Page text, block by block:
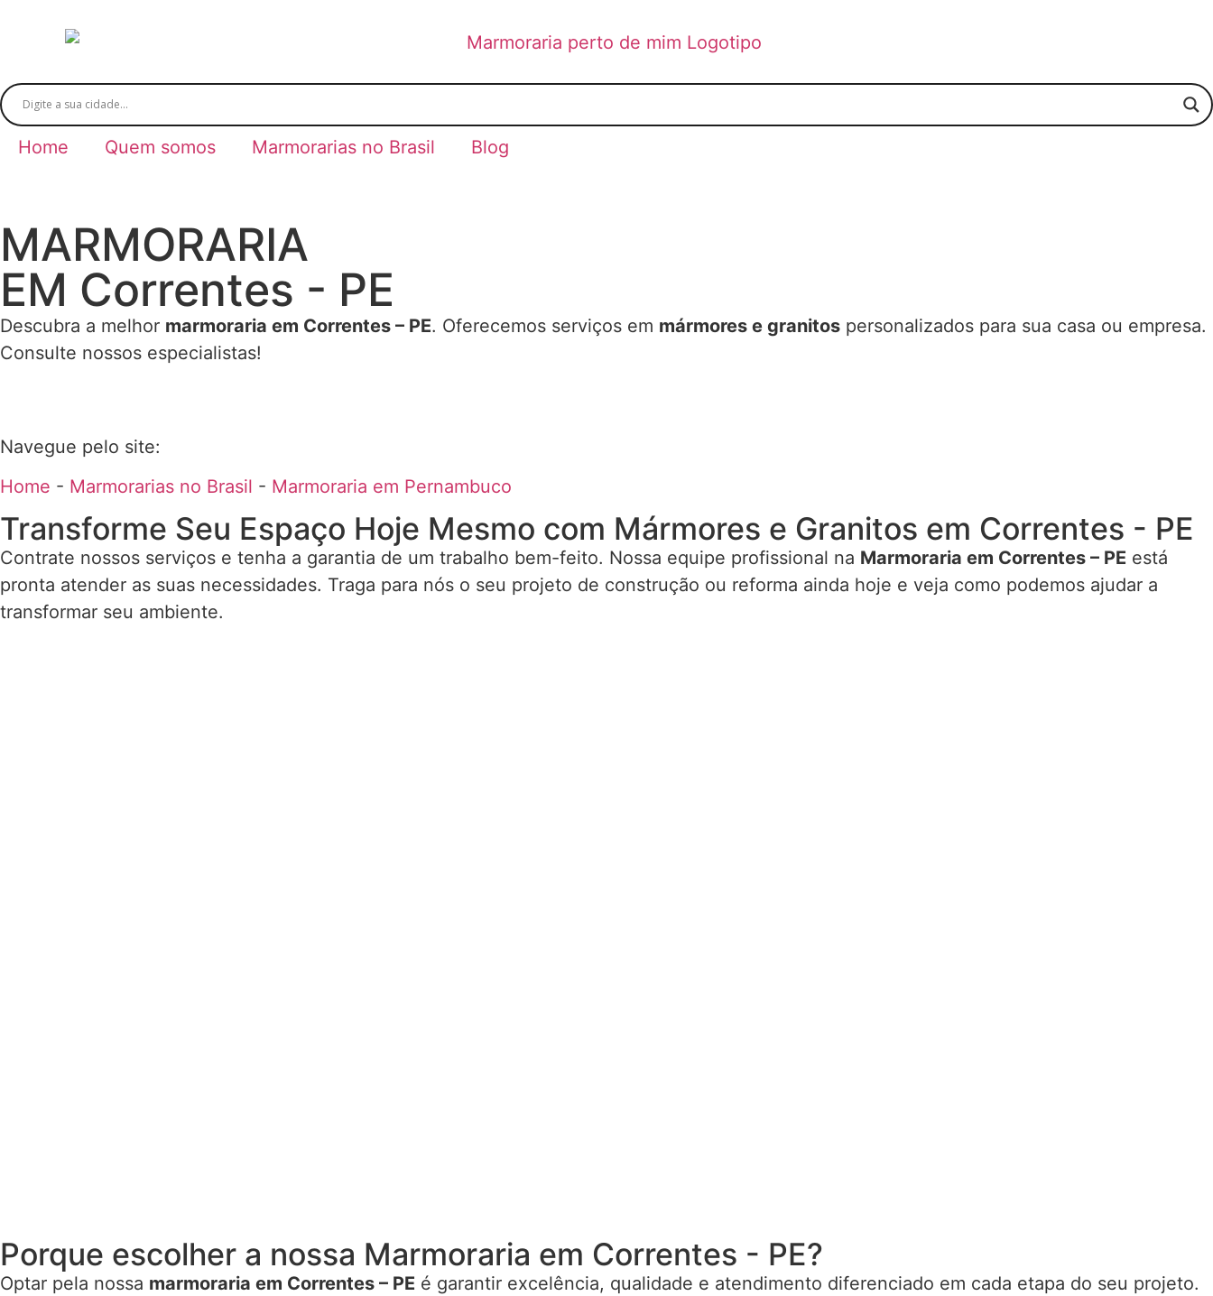
Home Quem somos Marmorarias no Brasil Blog
MARMORARIA
EM Correntes - PE
Descubra a melhor marmoraria em Correntes – PE. Oferecemos serviços em mármores e granitos personalizados para sua casa ou empresa.
Consulte nossos especialistas!
Navegue pelo site:
Home - Marmorarias no Brasil - Marmoraria em Pernambuco
Transforme Seu Espaço Hoje Mesmo com Mármores e Granitos em Correntes - PE
Contrate nossos serviços e tenha a garantia de um trabalho bem-feito. Nossa equipe profissional na Marmoraria em Correntes – PE está
pronta atender as suas necessidades. Traga para nós o seu projeto de construção ou reforma ainda hoje e veja como podemos ajudar a
transformar seu ambiente.
Porque escolher a nossa Marmoraria em Correntes - PE?
Optar pela nossa marmoraria em Correntes – PE é garantir excelência, qualidade e atendimento diferenciado em cada etapa do seu projeto.